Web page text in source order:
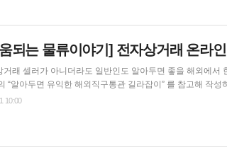
되는 물류이야기] 전자상거래 온라
거래 셀러가 아니더라도 일반인도 알아두면 좋을 해외에서
배송대행지를 통해, 배송대행업체가 제품을 배송하
10:00